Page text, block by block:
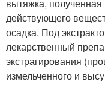
вытяжка, полученная
действующего
осадка. Под
лекарственный
экстрагирования
измельченного и